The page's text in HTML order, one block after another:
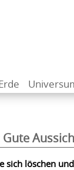
löschen